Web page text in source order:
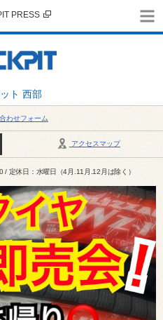
ト 西部
PRESS
わせフォーム
アクセスマップ
00 / 定休日：水曜日（4月.11月.12月